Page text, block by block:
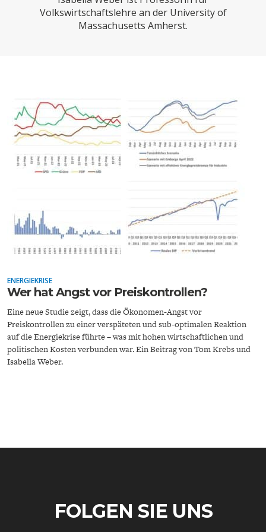
SUCHE
INDUSTRIEPOLITIK
ENERGIE & UMWELT
Volkswirtschaftslehre an der University of
Massachusetts Amherst.
ENERGIEKRISE
Wer hat Angst vor Preiskontrollen?
Eine neue Studie zeigt, dass die Ökonomen-Angst vor
Preiskontrollen zu einer verspäteten und sub-optimalen Reaktion
auf die Energiekrise führte – was mit hohen wirtschaftlichen und
politischen Kosten verbunden war. Ein Beitrag von Tom Krebs und
Isabella Weber.
FOLGEN SIE UNS